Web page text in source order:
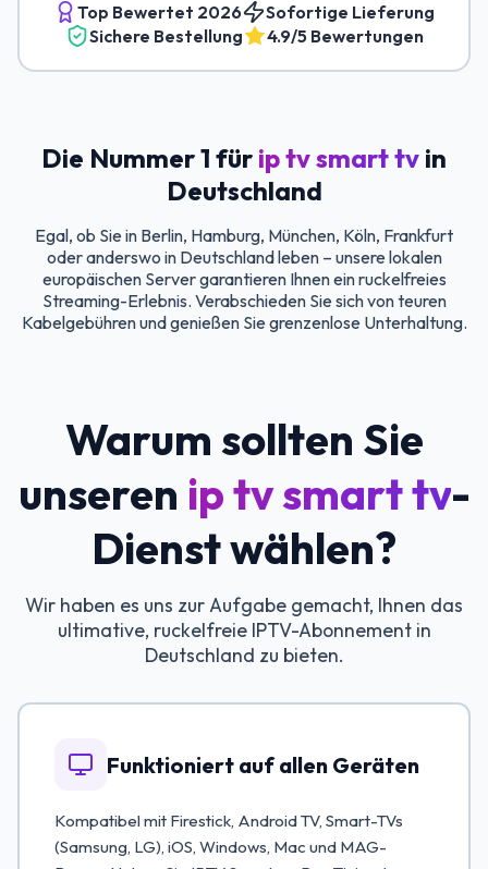
Top Bewertet 2026
Sofortige Lieferung
Sichere Bestellung
4.9/5 Bewertungen
Die Nummer 1 für ip tv smart tv in
Deutschland
Egal, ob Sie in Berlin, Hamburg, München, Köln, Frankfurt
oder anderswo in Deutschland leben – unsere lokalen
europäischen Server garantieren Ihnen ein ruckelfreies
Streaming-Erlebnis. Verabschieden Sie sich von teuren
Kabelgebühren und genießen Sie grenzenlose Unterhaltung.
Warum sollten Sie
unseren ip tv smart tv-
Dienst wählen?
Wir haben es uns zur Aufgabe gemacht, Ihnen das
ultimative, ruckelfreie IPTV-Abonnement in
Deutschland zu bieten.
Funktioniert auf allen Geräten
Kompatibel mit Firestick, Android TV, Smart-TVs
(Samsung, LG), iOS, Windows, Mac und MAG-